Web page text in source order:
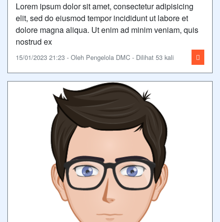
Lorem ipsum dolor sit amet, consectetur adipisicing
elit, sed do eiusmod tempor incididunt ut labore et
dolore magna aliqua. Ut enim ad minim veniam, quis
nostrud ex
15/01/2023 21:23 - Oleh Pengelola DMC - Dilihat 53 kali